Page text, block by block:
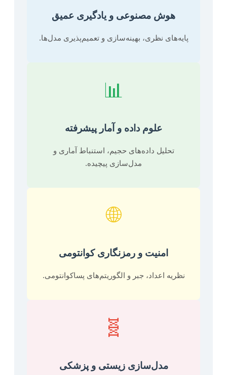
هوش مصنوعی و یادگیری عمیق
پایه‌های نظری، بهینه‌سازی و تعمیم‌پذیری مدل‌ها.
📊
علوم داده و آمار پیشرفته
تحلیل داده‌های حجیم، استنباط آماری و
مدل‌سازی پیچیده.
🌐
امنیت و رمزنگاری کوانتومی
نظریه اعداد، جبر و الگوریتم‌های پساکوانتومی.
🧬
مدل‌سازی زیستی و پزشکی